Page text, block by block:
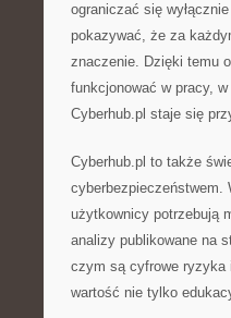
ograniczać się
pokazywać, że za
znaczenie. Dzięki temu
funkcjonować w pracy,
Cyberhub.pl staje się
Cyberhub.pl to także
cyberbezpieczeństwem.
użytkownicy potrzebują
analizy publikowane na
czym są cyfrowe ryzyka
wartość nie tylko